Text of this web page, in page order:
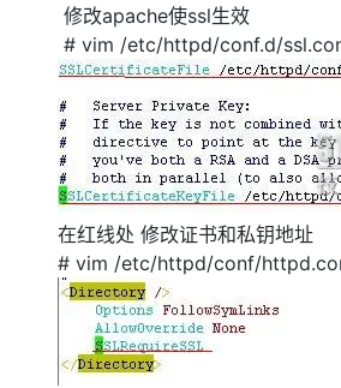
修改apache使ssl生效
# vim /etc/httpd/conf.d/
在红线处 修改证书和私钥地址
# vim /etc/httpd/conf/